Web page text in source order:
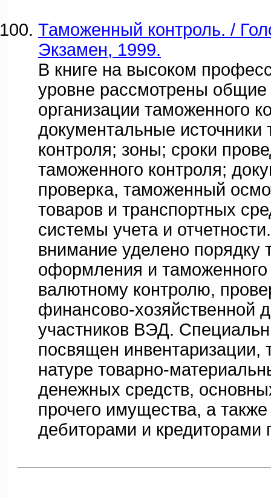
Таможенный контроль. /
Экзамен, 1999.
В книге на высоком
уровне рассмотрены
организации таможенного
документальные источники
контроля; зоны; сроки
таможенного контроля;
проверка, таможенный
товаров и транспортных
системы учета и
внимание уделено порядку
оформления и таможенного
валютному контролю,
финансово-хозяйственной
участников ВЭД.
посвящен инвентаризации,
натуре товарно-
денежных средств,
прочего имущества, а
дебиторами и кредиторами